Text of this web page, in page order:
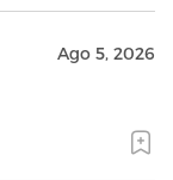
Ago 5, 2026